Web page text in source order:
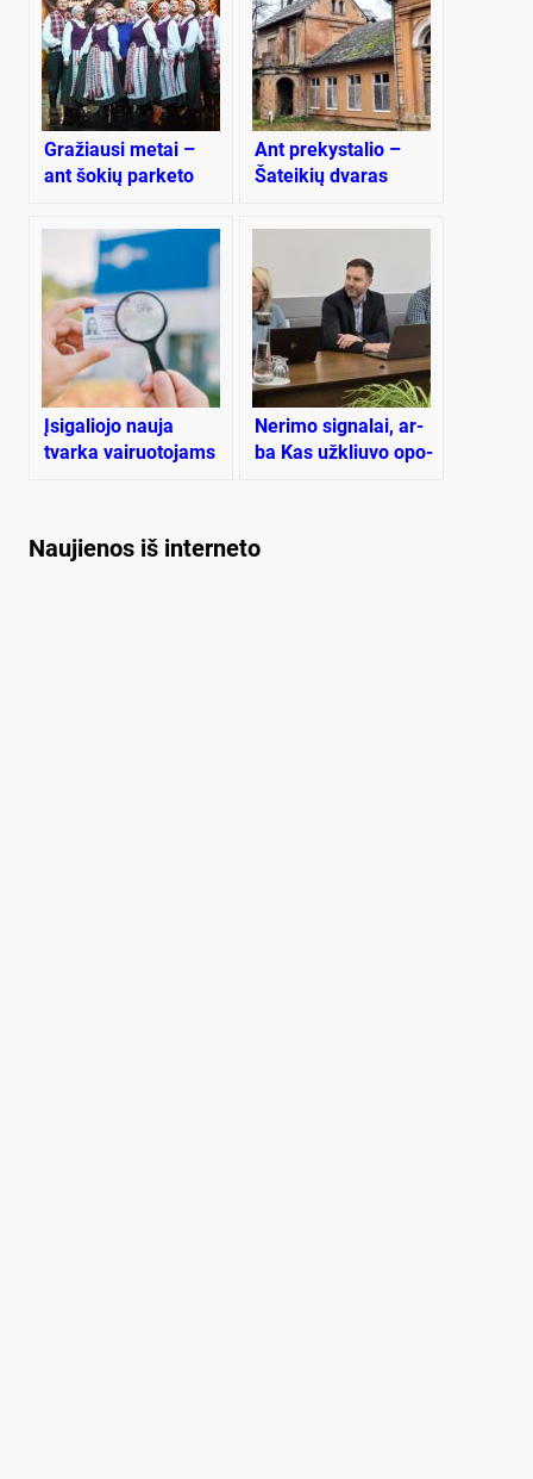
Gražiausi metai –
ant šokių parketo
Ant prekystalio –
Šateikių dvaras
Įsigaliojo nauja
tvarka vairuotojams
Ne­ri­mo sig­na­lai, ar­
ba Kas už­kliu­vo opo­
Naujienos iš interneto